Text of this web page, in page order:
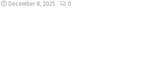
December 8, 2025 0